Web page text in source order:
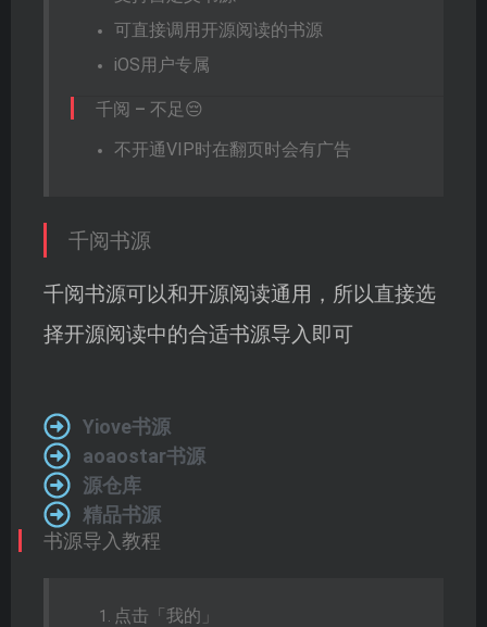
可直接调用开源阅读的书源
iOS用户专属
千阅 – 不足😔
不开通VIP时在翻页时会有广告
千阅书源
千阅书源可以和开源阅读通用，所以直接选
择开源阅读中的合适书源导入即可
Yiove书源
aoaostar书源
源仓库
精品书源
书源导入教程
点击「我的」